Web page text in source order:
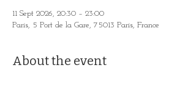
11 Sept 2026, 20:30 – 23:00
Paris, 5 Port de la Gare, 75013 Paris, France
About the event